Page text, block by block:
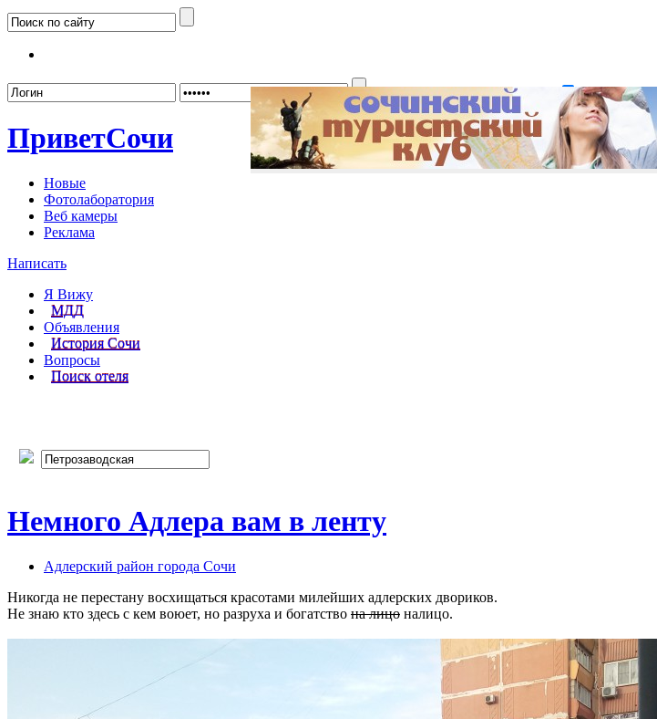
Забыли пароль? Регистрация
ПриветСочи
Новые
Фотолаборатория
Веб камеры
Реклама
Написать
Я Вижу
МДД
Объявления
История Сочи
Вопросы
Поиск отеля
Немного Адлера вам в ленту
Адлерский район города Сочи
Никогда не перестану восхищаться красотами милейших адлерских двориков.
Не знаю кто здесь с кем воюет, но разруха и богатство на лицо налицо.